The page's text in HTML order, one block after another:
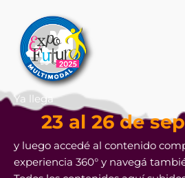
Ya llega
23 al 26 de
y luego accedé al contenido
experiencia 360° y navegá